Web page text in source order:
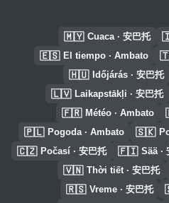
🇲🇾 Cuaca · 安巴托
🇪🇸 El tiempo · Ambato
🇭🇺 Időjárás · 安巴托
🇱🇻 Laikapstākļi · 安巴托
🇫🇷 Météo · Ambato
🇵🇱 Pogoda · Ambato 🇸🇰
🇨🇿 Počasí · 安巴托 🇫🇮 Sää ·
🇻🇳 Thời tiết · 安巴托
🇷🇸 Vreme · 安巴托